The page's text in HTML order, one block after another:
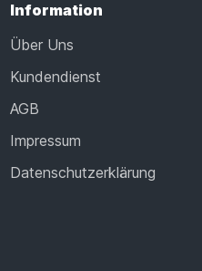
Information
Über Uns
Kundendienst
AGB
Impressum
Datenschutzerklärung